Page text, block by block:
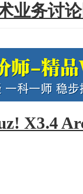
业务讨
X3.4